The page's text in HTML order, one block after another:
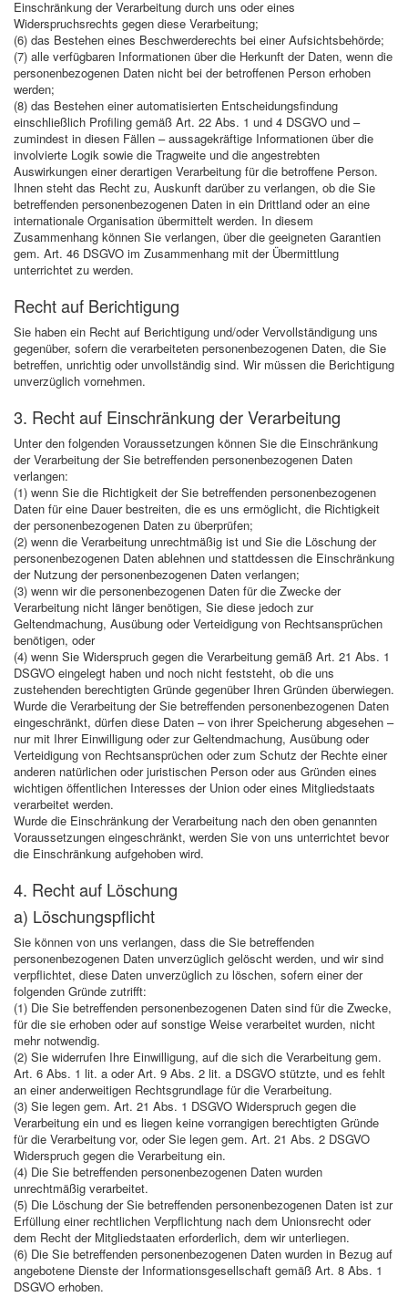
Einschränkung der Verarbeitung durch uns oder eines
Widerspruchsrechts gegen diese Verarbeitung;
(6) das Bestehen eines Beschwerderechts bei einer Aufsichtsbehörde;
(7) alle verfügbaren Informationen über die Herkunft der Daten, wenn die
personenbezogenen Daten nicht bei der betroffenen Person erhoben
werden;
(8) das Bestehen einer automatisierten Entscheidungsfindung
einschließlich Profiling gemäß Art. 22 Abs. 1 und 4 DSGVO und –
zumindest in diesen Fällen – aussagekräftige Informationen über die
involvierte Logik sowie die Tragweite und die angestrebten
Auswirkungen einer derartigen Verarbeitung für die betroffene Person.
Ihnen steht das Recht zu, Auskunft darüber zu verlangen, ob die Sie
betreffenden personenbezogenen Daten in ein Drittland oder an eine
internationale Organisation übermittelt werden. In diesem
Zusammenhang können Sie verlangen, über die geeigneten Garantien
gem. Art. 46 DSGVO im Zusammenhang mit der Übermittlung
unterrichtet zu werden.
Recht auf Berichtigung
Sie haben ein Recht auf Berichtigung und/oder Vervollständigung uns
gegenüber, sofern die verarbeiteten personenbezogenen Daten, die Sie
betreffen, unrichtig oder unvollständig sind. Wir müssen die Berichtigung
unverzüglich vornehmen.
3. Recht auf Einschränkung der Verarbeitung
Unter den folgenden Voraussetzungen können Sie die Einschränkung
der Verarbeitung der Sie betreffenden personenbezogenen Daten
verlangen:
(1) wenn Sie die Richtigkeit der Sie betreffenden personenbezogenen
Daten für eine Dauer bestreiten, die es uns ermöglicht, die Richtigkeit
der personenbezogenen Daten zu überprüfen;
(2) wenn die Verarbeitung unrechtmäßig ist und Sie die Löschung der
personenbezogenen Daten ablehnen und stattdessen die Einschränkung
der Nutzung der personenbezogenen Daten verlangen;
(3) wenn wir die personenbezogenen Daten für die Zwecke der
Verarbeitung nicht länger benötigen, Sie diese jedoch zur
Geltendmachung, Ausübung oder Verteidigung von Rechtsansprüchen
benötigen, oder
(4) wenn Sie Widerspruch gegen die Verarbeitung gemäß Art. 21 Abs. 1
DSGVO eingelegt haben und noch nicht feststeht, ob die uns
zustehenden berechtigten Gründe gegenüber Ihren Gründen überwiegen.
Wurde die Verarbeitung der Sie betreffenden personenbezogenen Daten
eingeschränkt, dürfen diese Daten – von ihrer Speicherung abgesehen –
nur mit Ihrer Einwilligung oder zur Geltendmachung, Ausübung oder
Verteidigung von Rechtsansprüchen oder zum Schutz der Rechte einer
anderen natürlichen oder juristischen Person oder aus Gründen eines
wichtigen öffentlichen Interesses der Union oder eines Mitgliedstaats
verarbeitet werden.
Wurde die Einschränkung der Verarbeitung nach den oben genannten
Voraussetzungen eingeschränkt, werden Sie von uns unterrichtet bevor
die Einschränkung aufgehoben wird.
4. Recht auf Löschung
a) Löschungspflicht
Sie können von uns verlangen, dass die Sie betreffenden
personenbezogenen Daten unverzüglich gelöscht werden, und wir sind
verpflichtet, diese Daten unverzüglich zu löschen, sofern einer der
folgenden Gründe zutrifft:
(1) Die Sie betreffenden personenbezogenen Daten sind für die Zwecke,
für die sie erhoben oder auf sonstige Weise verarbeitet wurden, nicht
mehr notwendig.
(2) Sie widerrufen Ihre Einwilligung, auf die sich die Verarbeitung gem.
Art. 6 Abs. 1 lit. a oder Art. 9 Abs. 2 lit. a DSGVO stützte, und es fehlt
an einer anderweitigen Rechtsgrundlage für die Verarbeitung.
(3) Sie legen gem. Art. 21 Abs. 1 DSGVO Widerspruch gegen die
Verarbeitung ein und es liegen keine vorrangigen berechtigten Gründe
für die Verarbeitung vor, oder Sie legen gem. Art. 21 Abs. 2 DSGVO
Widerspruch gegen die Verarbeitung ein.
(4) Die Sie betreffenden personenbezogenen Daten wurden
unrechtmäßig verarbeitet.
(5) Die Löschung der Sie betreffenden personenbezogenen Daten ist zur
Erfüllung einer rechtlichen Verpflichtung nach dem Unionsrecht oder
dem Recht der Mitgliedstaaten erforderlich, dem wir unterliegen.
(6) Die Sie betreffenden personenbezogenen Daten wurden in Bezug auf
angebotene Dienste der Informationsgesellschaft gemäß Art. 8 Abs. 1
DSGVO erhoben.